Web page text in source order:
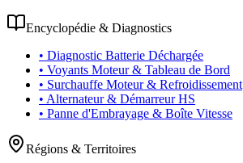
Encyclopédie & Diagnostics
• Diagnostic Batterie Déchargée
• Voyants Moteur & Tableau de Bord
• Surchauffe Moteur & Refroidissement
• Alternateur & Démarreur HS
• Panne d'Embrayage & Boîte Vitesse
Régions & Territoires